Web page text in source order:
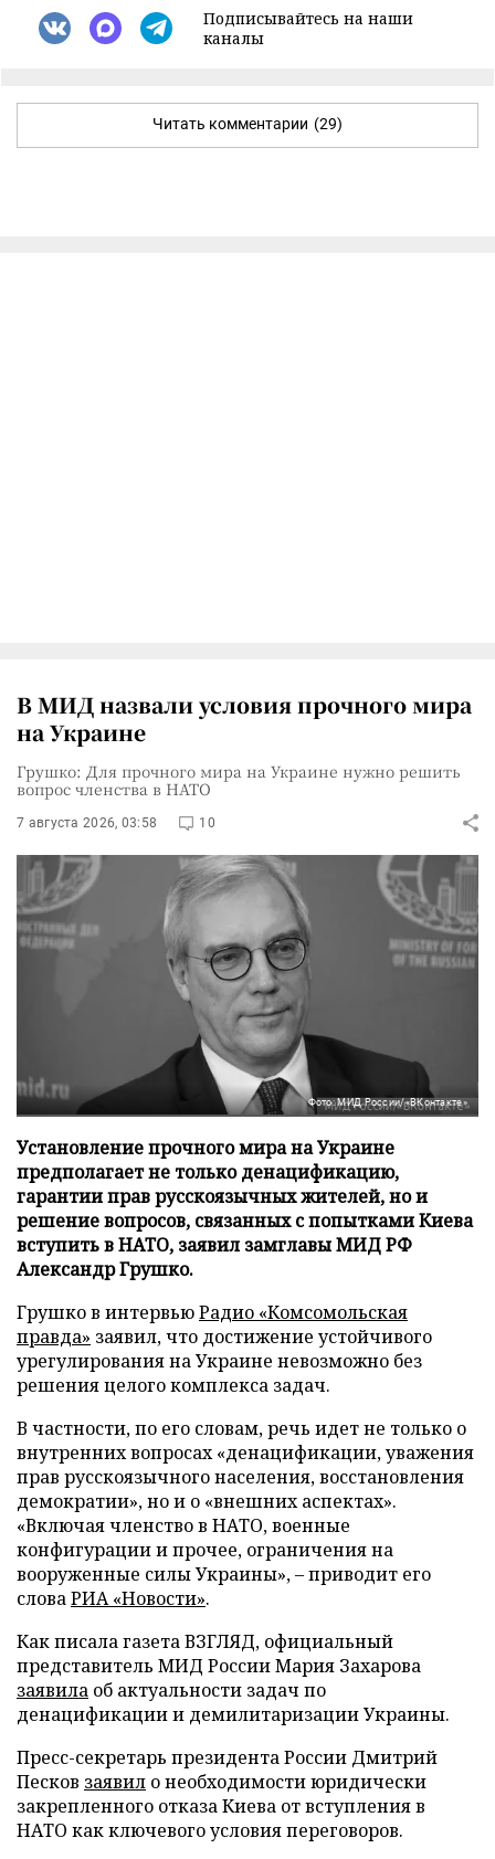
Подписывайтесь на наши
каналы
Читать комментарии (29)
В МИД назвали условия прочного мира
на Украине
Грушко: Для прочного мира на Украине нужно решить
вопрос членства в НАТО
7 августа 2026, 03:58 10
Фото: МИД России/«ВКонтакте»
Установление прочного мира на Украине
предполагает не только денацификацию,
гарантии прав русскоязычных жителей, но и
решение вопросов, связанных с попытками Киева
вступить в НАТО, заявил замглавы МИД РФ
Александр Грушко.
Грушко в интервьюРадио «Комсомольская
правда» заявил, что достижение устойчивого
урегулирования на Украине невозможно без
решения целого комплекса задач.
В частности, по его словам, речь идет не только о
внутренних вопросах «денацификации, уважения
прав русскоязычного населения, восстановления
демократии», но и о «внешних аспектах».
«Включая членство в НАТО, военные
конфигурации и прочее, ограничения на
вооруженные силы Украины», – приводит его
словаРИА «Новости».
Как писала газета ВЗГЛЯД, официальный
представитель МИД России Мария Захарова
заявила об актуальности задач по
денацификации и демилитаризации Украины.
Пресс-секретарь президента России Дмитрий
Песков заявил о необходимости юридически
закрепленного отказа Киева от вступления в
НАТО как ключевого условия переговоров.